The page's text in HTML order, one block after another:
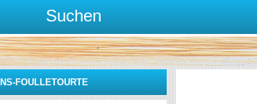
Suchen
FOULLETOURTE